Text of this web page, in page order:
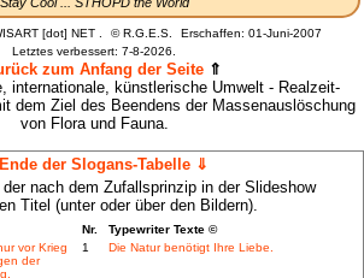
[dot] NET . ©R.G.E.S.
Erschaffen: 01-Juni-2007
Letztes verbessert: 7-8-2026.
zum Anfang der Seite⇑
internationale, künstlerische Umwelt - Realzeit-
dem Ziel des Beendens der Massenauslöschung
von Flora und Fauna.
der Slogans-Tabelle ⇓
nach dem Zufallsprinzip in der Slideshow
Titel (unter oder über den Bildern).
Nr.
Typewriter Texte ©
vor Krieg
der
1 Die Natur benötigt Ihre Liebe.